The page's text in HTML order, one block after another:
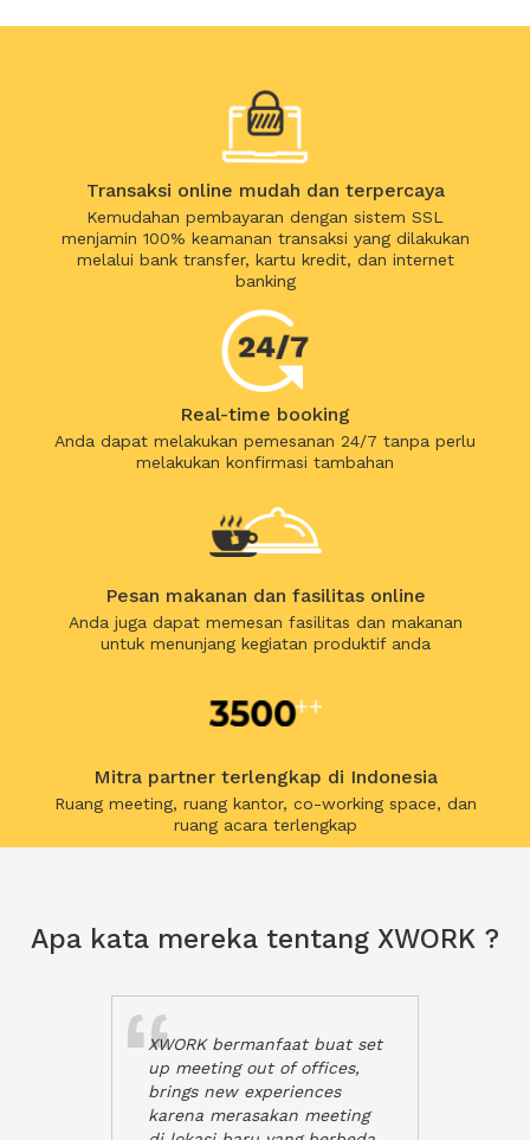
Transaksi online mudah dan terpercaya
Kemudahan pembayaran dengan sistem SSL
menjamin 100% keamanan transaksi yang dilakukan
melalui bank transfer, kartu kredit, dan internet
banking
Real-time booking
Anda dapat melakukan pemesanan 24/7 tanpa perlu
melakukan konfirmasi tambahan
Pesan makanan dan fasilitas online
Anda juga dapat memesan fasilitas dan makanan
untuk menunjang kegiatan produktif anda
Mitra partner terlengkap di Indonesia
Ruang meeting, ruang kantor, co-working space, dan
ruang acara terlengkap
Apa kata mereka tentang XWORK ?
XWORK bermanfaat buat set
up meeting out of offices,
brings new experiences
karena merasakan meeting